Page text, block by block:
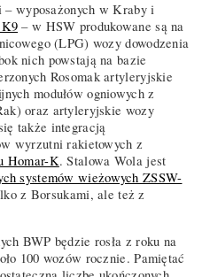
wyposażonych w Kraby i
K9 – w HSW produkowane są na
(LPG) wozy dowodzenia
nich powstają na bazie
Rosomak artyleryjskie
modułów ogniowych z
oraz artyleryjskie wozy
także integracją
wyrzutni rakietowych z
Homar-K. Stalowa Wola jest
systemów wieżowych ZSSW-
z Borsukami, ale też z
BWP będzie rosła z roku na
100 wozów rocznie. Pamiętać